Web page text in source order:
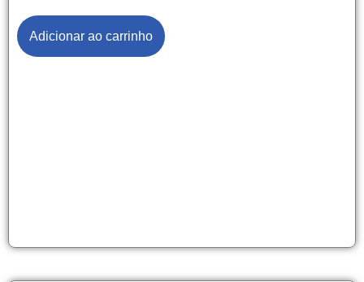
Adicionar ao carrinho